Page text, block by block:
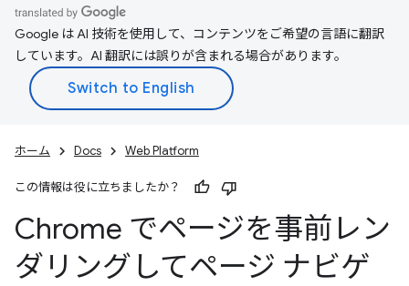
Google は AI 技術を使用して、コンテンツをご希望の言語に翻訳
しています。AI 翻訳には誤りが含まれる場合があります。
ホーム Docs Web Platform
この情報は役に立ちましたか？
Chrome でページを事前レン
ダリングしてページ ナビゲ